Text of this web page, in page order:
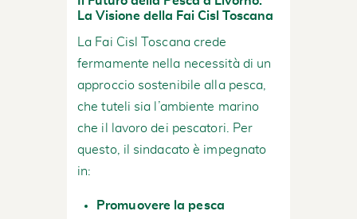
La Visione della Fai Cisl Toscana
La Fai Cisl Toscana crede
fermamente nella necessità di un
approccio sostenibile alla pesca,
che tuteli sia l’ambiente marino
che il lavoro dei pescatori. Per
questo, il sindacato è impegnato
in:
Promuovere la pesca